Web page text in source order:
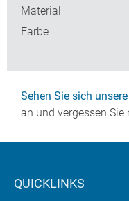
Material
Farbe
Sehen Sie sich
an und vergessen
QUICKLINKS